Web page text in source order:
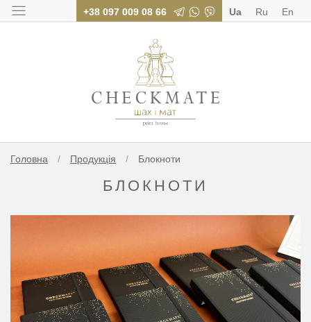
+38 097 009 08 66 Ua Ru En
Головна / Продукція / Блокноти
БЛОКНОТИ